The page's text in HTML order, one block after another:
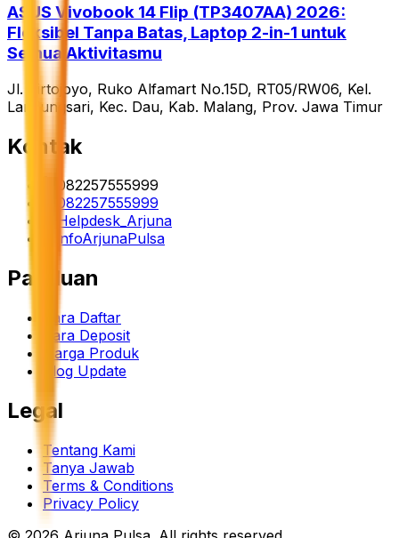
ASUS Vivobook 14 Flip (TP3407AA) 2026:
Fleksibel Tanpa Batas, Laptop 2-in-1 untuk
Semua Aktivitasmu
Jl. Tirtojoyo, Ruko Alfamart No.15D, RT05/RW06, Kel.
Landungsari, Kec. Dau, Kab. Malang, Prov. Jawa Timur
Kontak
082257555999
082257555999
Helpdesk_Arjuna
infoArjunaPulsa
Panduan
Cara Daftar
Cara Deposit
Harga Produk
Blog Update
Legal
Tentang Kami
Tanya Jawab
Terms & Conditions
Privacy Policy